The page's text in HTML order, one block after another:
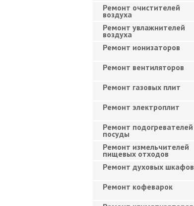
Ремонт очистителей
воздуха
Ремонт увлажнителей
воздуха
Ремонт ионизаторов
Ремонт вентиляторов
Ремонт газовых плит
Ремонт электроплит
Ремонт подогревателей
посуды
Ремонт измельчителей
пищевых отходов
Ремонт духовых шкафов
Ремонт кофеварок